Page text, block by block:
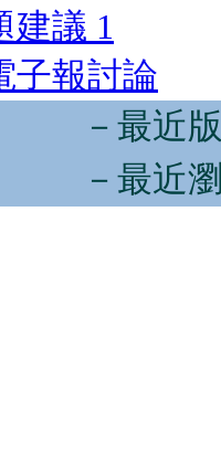
建議 1
子報討論
－最近
－最近